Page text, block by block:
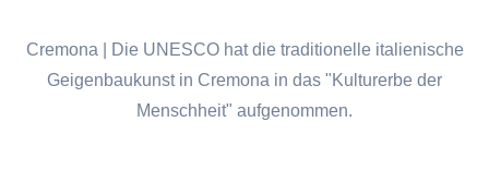
Cremona | Die UNESCO hat die traditionelle italienische
Geigenbaukunst in Cremona in das "Kulturerbe der
Menschheit" aufgenommen.